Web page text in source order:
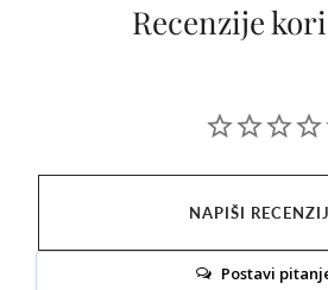
Recenzije
NAPIŠI
Postavi